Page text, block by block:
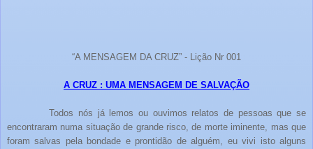
“A MENSAGEM DA CRUZ” - Lição Nr 001
A CRUZ : UMA MENSAGEM DE SALVAÇÃO
Todos nós já lemos ou ouvimos relatos de pessoas que se
encontraram numa situação de grande risco, de morte iminente, mas que
foram salvas pela bondade e prontidão de alguém, eu vivi isto alguns